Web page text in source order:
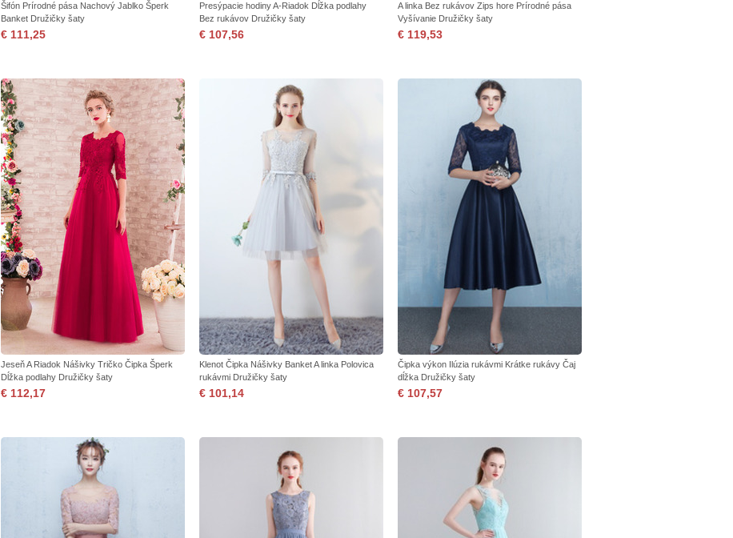
Šifón Prírodné pása Nachový Jablko Šperk
Banket Družičky šaty
€ 111,25
Presýpacie hodiny A-Riadok Dĺžka podlahy
Bez rukávov Družičky šaty
€ 107,56
A linka Bez rukávov Zips hore Prírodné pása
Vyšívanie Družičky šaty
€ 119,53
Jeseň A Riadok Nášivky Tričko Čipka Šperk
Dĺžka podlahy Družičky šaty
€ 112,17
Klenot Čipka Nášivky Banket A linka Polovica
rukávmi Družičky šaty
€ 101,14
Čipka výkon Ilúzia rukávmi Krátke rukávy Čaj
dĺžka Družičky šaty
€ 107,57